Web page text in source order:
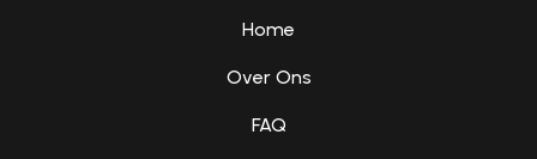
Home
Over Ons
FAQ